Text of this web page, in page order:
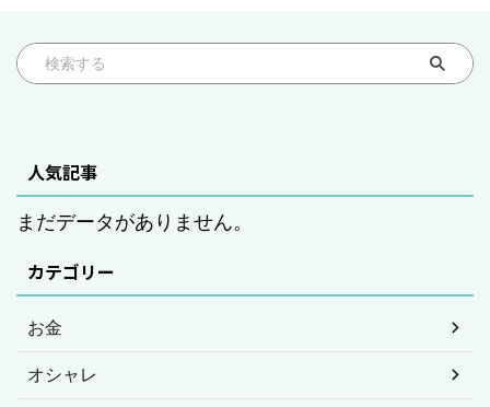
人気記事
まだデータがありません。
カテゴリー
お金
オシャレ